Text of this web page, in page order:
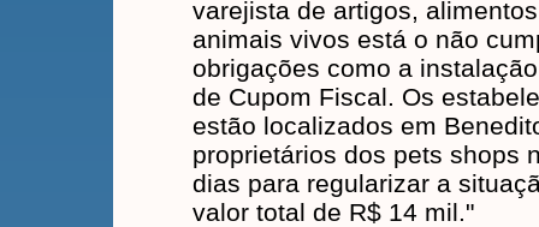
varejista de artigos,
animais vivos está o não
obrigações como a
de Cupom Fiscal. Os
estão localizados em
proprietários dos pets shops
dias para regularizar a
valor total de R$ 14 mil."